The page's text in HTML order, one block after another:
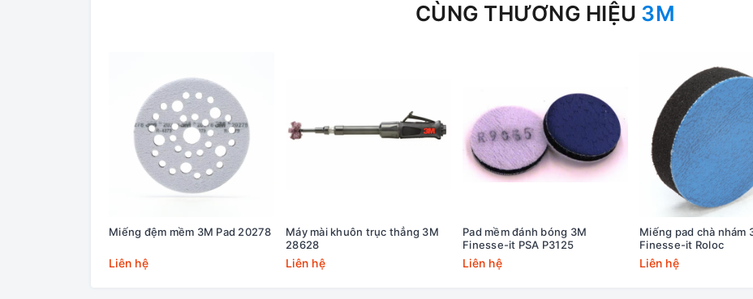
CÙNG THƯƠNG HIỆU 3M
Miếng đệm mềm 3M Pad 20278
Liên hệ
Máy mài khuôn trục thẳng 3M
28628
Liên hệ
Pad mềm đánh bóng 3M
Finesse-it PSA P3125
Liên hệ
Miếng pad chà nhám
Finesse-it Roloc
Liên hệ